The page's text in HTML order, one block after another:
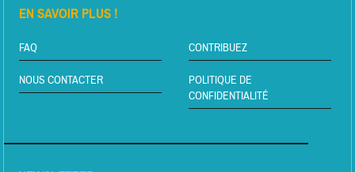
EN SAVOIR PLUS !
FAQ CONTRIBUEZ
NOUS CONTACTER
POLITIQUE DE
CONFIDENTIALITÉ